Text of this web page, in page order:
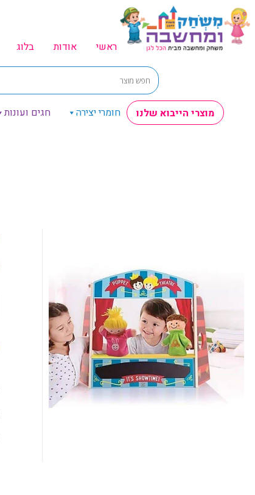
ראשי אודות בלוג
מוצרי הייבוא שלנו חומרי יצירה חגים ועונות